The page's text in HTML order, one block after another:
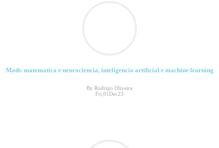
Math: matematica e neurociencia, inteligencia artificial e machine learning
By Rodrigo Oliveira
Fri,01Dec23